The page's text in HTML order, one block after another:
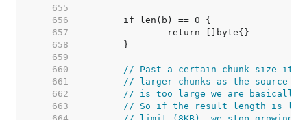
   655
   656
   657
   658
   659
   660
// Past a certain chunk size it is
   661
// larger chunks as the source
   662
// is too large we are basically
   663
// So if the result length is